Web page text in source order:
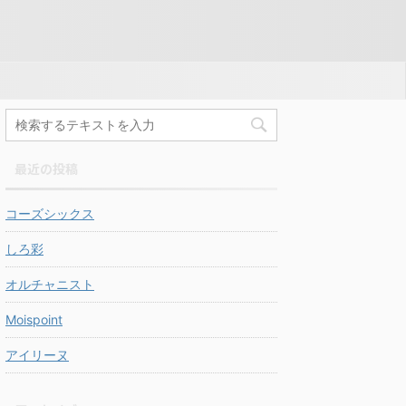
コーズシックス
しろ彩
オルチャニスト
Moispoint
アイリーヌ